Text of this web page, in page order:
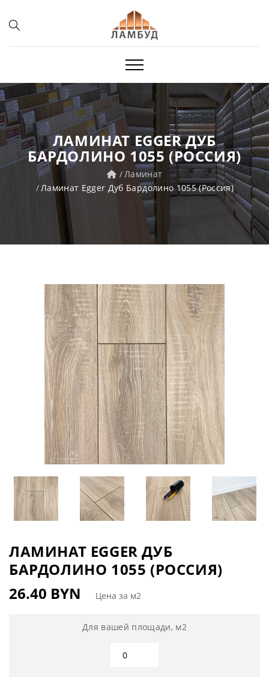
ЛАМИНАТ EGGER ДУБ
БАРДОЛИНО 1055 (РОССИЯ)
Ламинат
Ламинат Egger Дуб Бардолино 1055 (Россия)
ЛАМИНАТ EGGER ДУБ
БАРДОЛИНО 1055 (РОССИЯ)
26.40 BYN
Цена за м2
Для вашей площади, м2